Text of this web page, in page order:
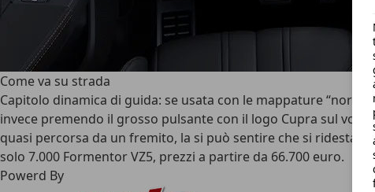
Come va su strada
Capitolo dinamica di guida: se usata con le mappature
invece premendo il grosso pulsante con il logo Cupra sul
quasi percorsa da un fremito, la si può sentire che si ridesta,
solo 7.000 Formentor VZ5, prezzi a partire da 66.700 euro.
Powerd By